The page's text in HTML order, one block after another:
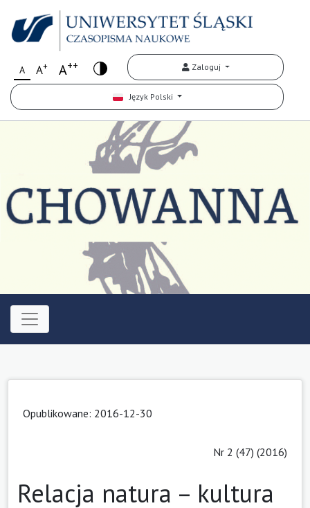
A A+ A++ Zaloguj
Język Polski
Opublikowane: 2016-12-30
Nr 2 (47) (2016)
Relacja natura – kultura